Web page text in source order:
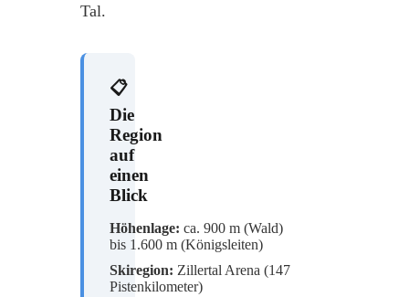
Tal.
📋
Die
Region
auf
einen
Blick
Höhenlage: ca. 900 m (Wald)
bis 1.600 m (Königsleiten)
Skiregion: Zillertal Arena (147
Pistenkilometer)